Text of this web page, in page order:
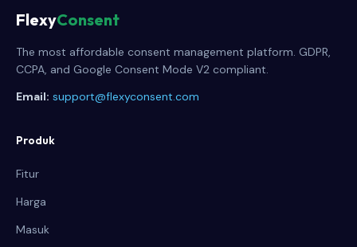
FlexyConsent
The most affordable consent management platform. GDPR,
CCPA, and Google Consent Mode V2 compliant.
Email: support@flexyconsent.com
Produk
Fitur
Harga
Masuk